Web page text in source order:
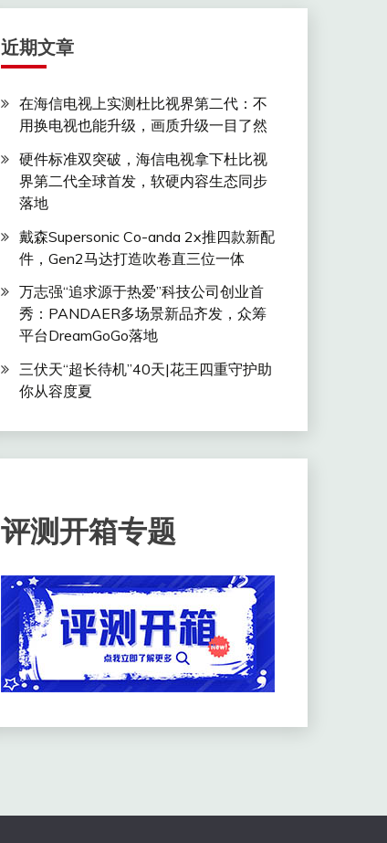
近期文章
在海信电视上实测杜比视界第二代：不
用换电视也能升级，画质升级一目了然
硬件标准双突破，海信电视拿下杜比视
界第二代全球首发，软硬内容生态同步
落地
戴森Supersonic Co-anda 2x推四款新配
件，Gen2马达打造吹卷直三位一体
万志强“追求源于热爱”科技公司创业首
秀：PANDAER多场景新品齐发，众筹
平台DreamGoGo落地
三伏天“超长待机”40天|花王四重守护助
你从容度夏
评测开箱专题